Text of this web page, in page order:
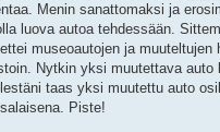
Menin sanattomaksi ja
luova autoa tehdessään.
museoautojen ja
Nytkin yksi muutettava
taas yksi muutettu auto
Piste!